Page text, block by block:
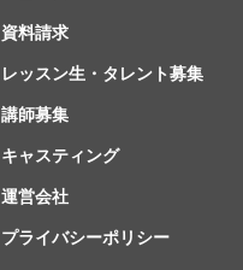
資料請求
レッスン生・タレント募集
講師募集
キャスティング
運営会社
プライバシーポリシー